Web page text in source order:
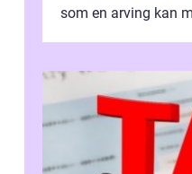
som en arving kan